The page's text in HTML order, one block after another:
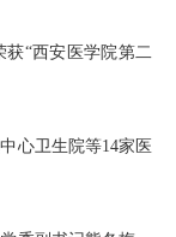
“西安医学院第二
心卫生院等14家医